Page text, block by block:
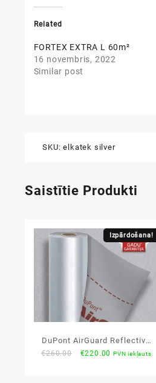
Related
FORTEX EXTRA L 60m²
16 novembris, 2022
Similar post
SKU:elkatek silver
Saistītie Produkti
Izpārdošana!
DuPont AirGuard Reflective
75m² tvaika izolācija
€260.00
Original
€220.00 Current
PVN iekļauts